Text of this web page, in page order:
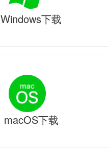
Windows下载
macOS下载